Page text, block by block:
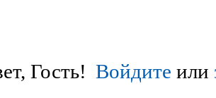
Гость! Войдите или